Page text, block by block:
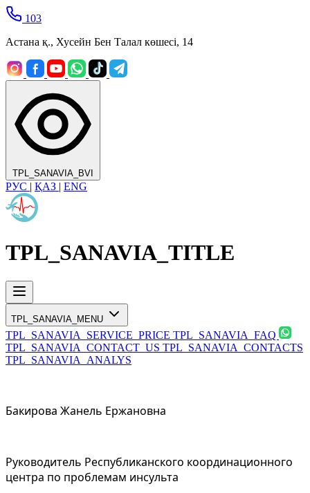
103
Астана қ., Хусейн Бен Талал көшесі, 14
TPL_SANAVIA_BVI
РУС | ҚАЗ | ENG
TPL_SANAVIA_TITLE
TPL_SANAVIA_MENU
TPL_SANAVIA_SERVICE_PRICE TPL_SANAVIA_FAQ
TPL_SANAVIA_CONTACT_US TPL_SANAVIA_CONTACTS
TPL_SANAVIA_ANALYS
Бакирова Жанель Ержановна
Руководитель Республиканского координационного
центра по проблемам инсульта